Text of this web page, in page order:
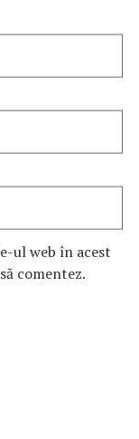
ul web în acest
comentez.